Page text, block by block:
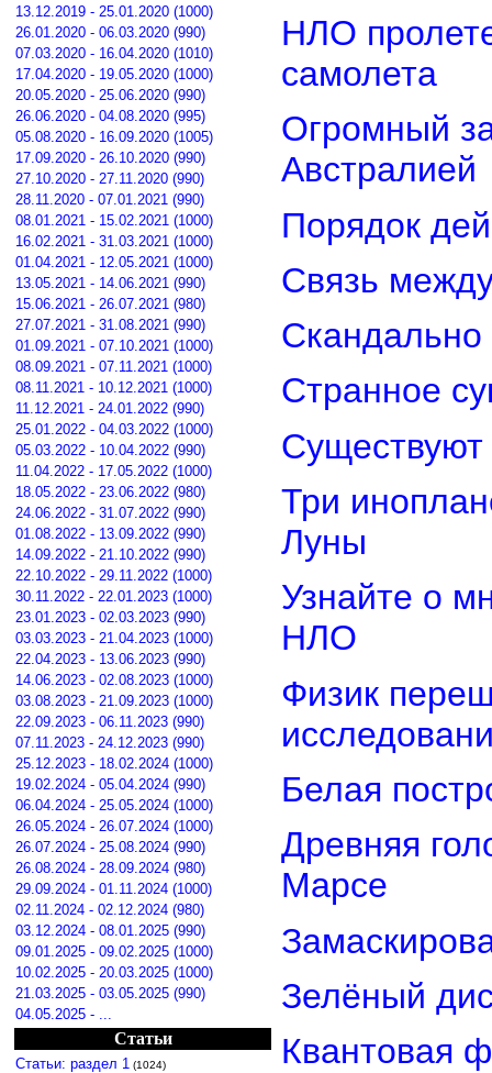
13.12.2019 - 25.01.2020 (1000)
26.01.2020 - 06.03.2020 (990)
07.03.2020 - 16.04.2020 (1010)
17.04.2020 - 19.05.2020 (1000)
20.05.2020 - 25.06.2020 (990)
26.06.2020 - 04.08.2020 (995)
05.08.2020 - 16.09.2020 (1005)
17.09.2020 - 26.10.2020 (990)
27.10.2020 - 27.11.2020 (990)
28.11.2020 - 07.01.2021 (990)
08.01.2021 - 15.02.2021 (1000)
16.02.2021 - 31.03.2021 (1000)
01.04.2021 - 12.05.2021 (1000)
13.05.2021 - 14.06.2021 (990)
15.06.2021 - 26.07.2021 (980)
27.07.2021 - 31.08.2021 (990)
01.09.2021 - 07.10.2021 (1000)
08.09.2021 - 07.11.2021 (1000)
08.11.2021 - 10.12.2021 (1000)
11.12.2021 - 24.01.2022 (990)
25.01.2022 - 04.03.2022 (1000)
05.03.2022 - 10.04.2022 (990)
11.04.2022 - 17.05.2022 (1000)
18.05.2022 - 23.06.2022 (980)
24.06.2022 - 31.07.2022 (990)
01.08.2022 - 13.09.2022 (990)
14.09.2022 - 21.10.2022 (990)
22.10.2022 - 29.11.2022 (1000)
30.11.2022 - 22.01.2023 (1000)
23.01.2023 - 02.03.2023 (990)
03.03.2023 - 21.04.2023 (1000)
22.04.2023 - 13.06.2023 (990)
14.06.2023 - 02.08.2023 (1000)
03.08.2023 - 21.09.2023 (1000)
22.09.2023 - 06.11.2023 (990)
07.11.2023 - 24.12.2023 (990)
25.12.2023 - 18.02.2024 (1000)
19.02.2024 - 05.04.2024 (990)
06.04.2024 - 25.05.2024 (1000)
26.05.2024 - 26.07.2024 (1000)
26.07.2024 - 25.08.2024 (990)
26.08.2024 - 28.09.2024 (980)
29.09.2024 - 01.11.2024 (1000)
02.11.2024 - 02.12.2024 (980)
03.12.2024 - 08.01.2025 (990)
09.01.2025 - 09.02.2025 (1000)
10.02.2025 - 20.03.2025 (1000)
21.03.2025 - 03.05.2025 (990)
04.05.2025 - ...
Статьи
Статьи: раздел 1 (1024)
НЛО
самолета
Огромный
Австралией
Порядок
Связь
Странное
Три
Луны
Узнайте о
НЛО
Физик
Белая
Древняя
Марсе
Зелёный
Квантовая